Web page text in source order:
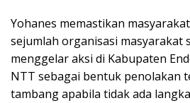
Yohanes memastikan
sejumlah organisasi masyarakat
menggelar aksi di Kabupaten
NTT sebagai bentuk penolakan
tambang apabila tidak ada